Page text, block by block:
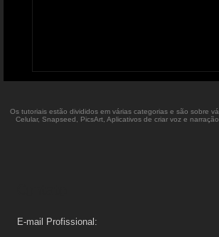
Os tutoriais estão divididos em várias categorias e são sobre
Celular, Snapseed, PicsArt, Aplicativos de criar voz e
E-mail Profissional: